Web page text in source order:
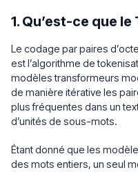
1. Qu’est-ce que le
Le codage par paires
est l’algorithme de
modèles transformeurs
de manière itérative les
plus fréquentes dans un
d’unités de sous-mots.
Étant donné que les
des mots entiers, un seul